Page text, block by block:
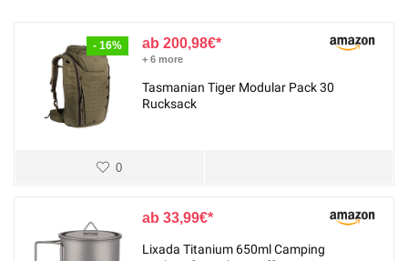
- 16% 200,98€
+ 6 more
Tasmanian Tiger Modular Pack 30
Rucksack
0
33,99€
Lixada Titanium 650ml Camping